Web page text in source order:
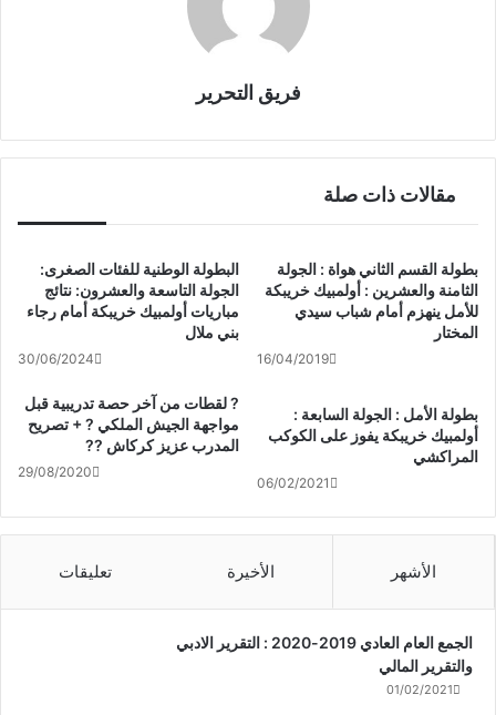
فريق التحرير
مقالات ذات صلة
البطولة الوطنية للفئات الصغرى:
الجولة التاسعة والعشرون: نتائج
مباريات أولمبيك خريبكة أمام رجاء
بني ملال
30/06/2024
بطولة القسم الثاني هواة : الجولة
الثامنة والعشرين : أولمبيك خريبكة
للأمل ينهزم أمام شباب سيدي
المختار
16/04/2019
? لقطات من آخر حصة تدريبية قبل
مواجهة الجيش الملكي ? + تصريح
المدرب عزيز كركاش ??
29/08/2020
بطولة الأمل : الجولة السابعة :
أولمبيك خريبكة يفوز على الكوكب
المراكشي
06/02/2021
الأشهر الأخيرة تعليقات
الجمع العام العادي 2019-2020 : التقرير الادبي
والتقرير المالي
01/02/2021